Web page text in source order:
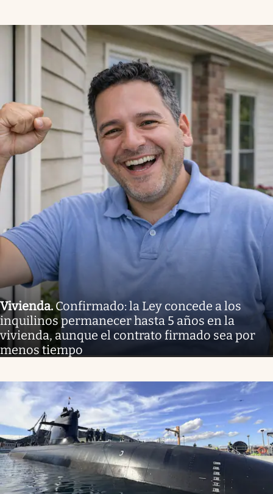
Vivienda.Confirmado: la Ley concede a los
inquilinos permanecer hasta 5 años en la
vivienda, aunque el contrato firmado sea por
menos tiempo